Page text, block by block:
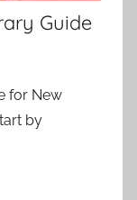
Guide
for New
by